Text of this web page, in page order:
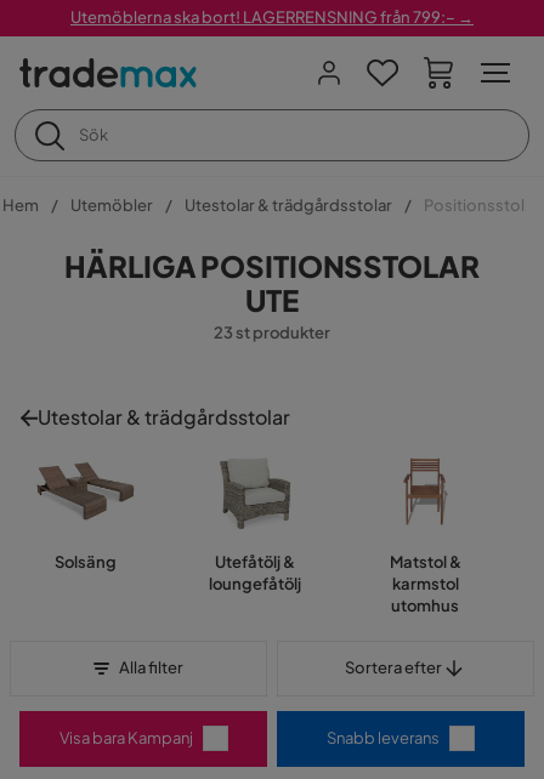
Utemöblerna ska bort! LAGERRENSNING från 799:– →
Hem Utemöbler Utestolar & trädgårdsstolar Positionsstol
HÄRLIGA POSITIONSSTOLAR
UTE
23 st produkter
Utestolar & trädgårdsstolar
Solsäng
Utefåtölj &
loungefåtölj
Matstol &
karmstol
utomhus
Alla filter Sortera efter
Visa bara Kampanj Snabb leverans